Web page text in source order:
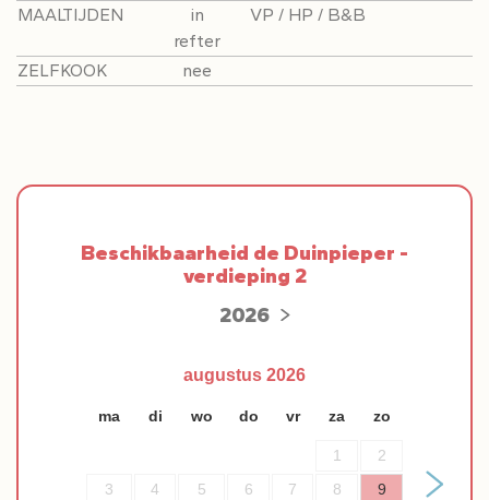
MAALTIJDEN
in
refter
VP / HP / B&B
ZELFKOOK nee
Beschikbaarheid de Duinpieper -
verdieping 2
2026
augustus 2026
ma di wo do vr za zo
1
2
3
4 5 6 7 8
9